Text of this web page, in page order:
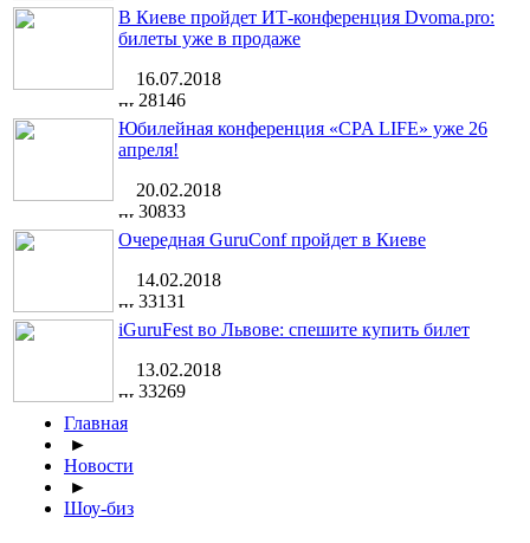
В Киеве пройдет ИТ-конференция Dvoma.pro:
билеты уже в продаже
16.07.2018
28146
Юбилейная конференция «CPA LIFE» уже 26
апреля!
20.02.2018
30833
Очередная GuruConf пройдет в Киеве
14.02.2018
33131
iGuruFest во Львове: спешите купить билет
13.02.2018
33269
Главная
►
Новости
►
Шоу-биз